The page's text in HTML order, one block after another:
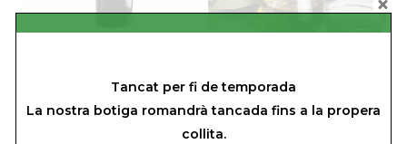
Terra Alta
1 ampolla
verge extra ECO
Finca Mes Roig
Tancat per fi de temporada
La nostra botiga romandrà tancada fins a la propera
collita.